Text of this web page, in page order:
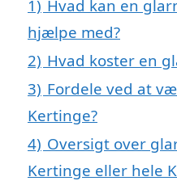
1) Hvad kan en
hjælpe med?
2) Hvad koster en
3) Fordele ved at
Kertinge?
4) Oversigt over
Kertinge eller hele